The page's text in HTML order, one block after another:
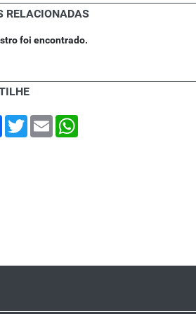
RELACIONADAS
foi encontrado.
Facebook
TwitterEmail